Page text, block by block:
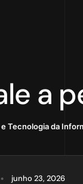
a
Tecnologia da
junho 23, 2026